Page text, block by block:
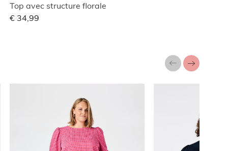
Top avec structure florale
€ 34,99